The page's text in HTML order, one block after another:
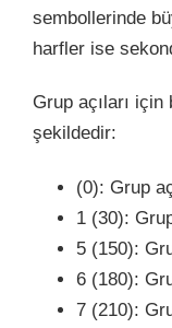
sembollerinde
harfler ise
Grup açıları
şekildedir:
(0): Grup
1 (30):
5 (150):
6 (180):
7 (210):